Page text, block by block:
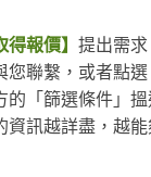
得報價】 提出需
您聯繫，或者點選
的「篩選條件」
資訊越詳盡，越